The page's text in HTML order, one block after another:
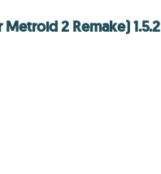
2 Remake) 1.5.2